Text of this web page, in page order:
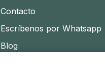
Contacto
Escríbenos por Whatsapp
Blog